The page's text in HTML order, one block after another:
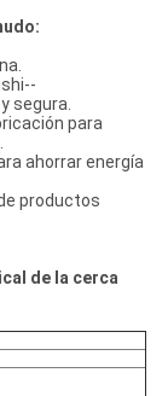
segura.
para
ahorrar energía
productos
de la cerca